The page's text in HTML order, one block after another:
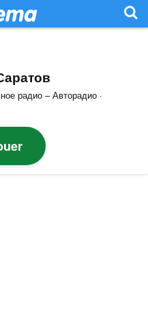
радио – Авторадио ·